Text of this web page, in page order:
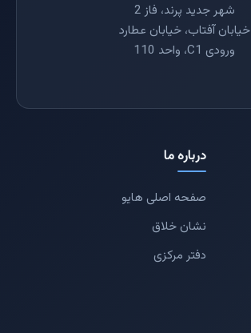
شهر جدید پرند، فاز 2
خیابان آفتاب، خیابان عطارد
ورودی C1، واحد 110
درباره ما
صفحه اصلی هایو
نشان خلاق
دفتر مرکزی